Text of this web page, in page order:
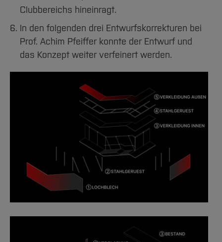
Clubbereichs hineinragt.
In den folgenden drei Entwurfskorrekturen bei
Prof. Achim Pfeiffer konnte der Entwurf und
das Konzept weiter verfeinert werden.